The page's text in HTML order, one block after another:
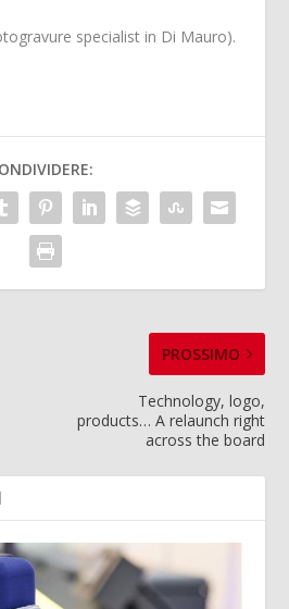
specialist in Di Mauro).
PROSSIMO
Technology, logo,
products… A relaunch right
across the board